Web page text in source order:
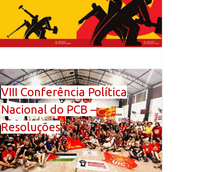
VIII Conferência Política
Nacional do PCB –
Resoluções